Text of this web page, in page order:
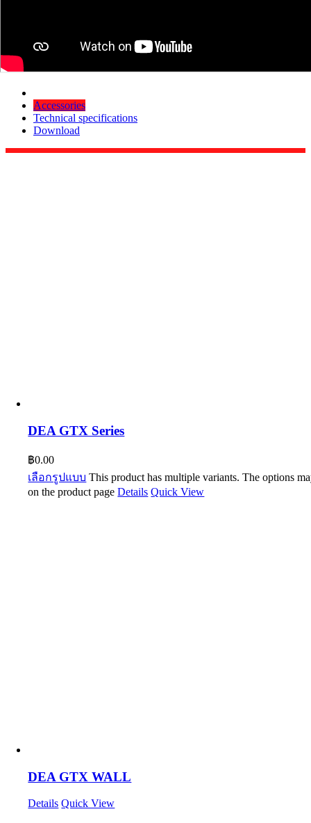
Accessories
Technical specifications
Download
DEA GTX Series
฿0.00
เลือกรูปแบบ This product has multiple variants. The options
on the product pageDetails Quick View
DEA GTX WALL
Details Quick View